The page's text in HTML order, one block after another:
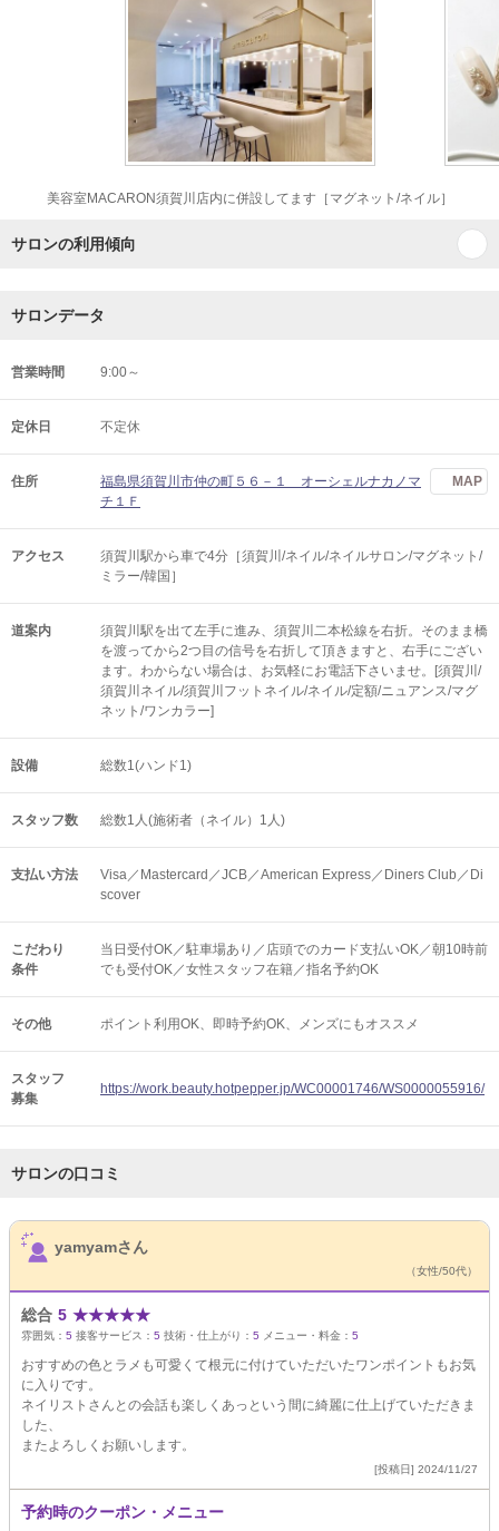
美容室MACARON須賀川店内に併設してます［マグネット/ネイル］
サロンの利用傾向
サロンデータ
営業時間 9:00～
定休日 不定休
住所
福島県須賀川市仲の町５６－１ オーシェルナカノマ
チ１Ｆ
MAP
アクセス
須賀川駅から車で4分［須賀川/ネイル/ネイルサロン/マグネット/
ミラー/韓国］
道案内
須賀川駅を出て左手に進み、須賀川二本松線を右折。そのまま橋
を渡ってから2つ目の信号を右折して頂きますと、右手にござい
ます。わからない場合は、お気軽にお電話下さいませ。[須賀川/
須賀川ネイル/須賀川フットネイル/ネイル/定額/ニュアンス/マグ
ネット/ワンカラー]
設備 総数1(ハンド1)
スタッフ数 総数1人(施術者（ネイル）1人)
支払い方法
Visa／Mastercard／JCB／American Express／Diners Club／Di
scover
こだわり
条件
当日受付OK／駐車場あり／店頭でのカード支払いOK／朝10時前
でも受付OK／女性スタッフ在籍／指名予約OK
その他 ポイント利用OK 即時予約OK メンズにもオススメ
スタッフ
募集
https://work.beauty.hotpepper.jp/WC00001746/WS0000055916/
サロンの口コミ
サロンPick Up
yamyamさん
（女性/50代）
総合 5 ★★★★★
雰囲気： 5 接客サービス： 5 技術・仕上がり： 5 メニュー・料金： 5
おすすめの色とラメも可愛くて根元に付けていただいたワンポイントもお気
に入りです。
ネイリストさんとの会話も楽しくあっという間に綺麗に仕上げていただきま
した、
またよろしくお願いします。
[投稿日] 2024/11/27
予約時のクーポン・メニュー